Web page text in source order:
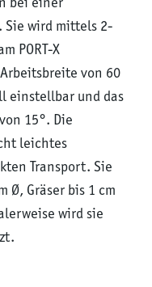
Sie wird mittels 2-
PORT-X
von 60
einstellbar und das
15°. Die
leichtes
Transport. Sie
Ø, Gräser bis 1 cm
wird sie